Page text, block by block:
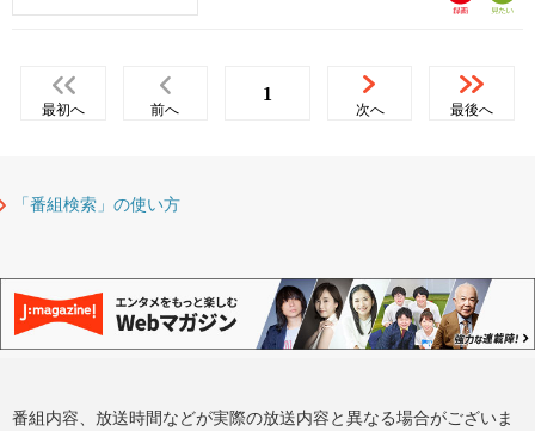
最初へ 前へ
1
次へ 最後へ
「番組検索」の使い方
番組内容、放送時間などが実際の放送内容と異なる場合がございま